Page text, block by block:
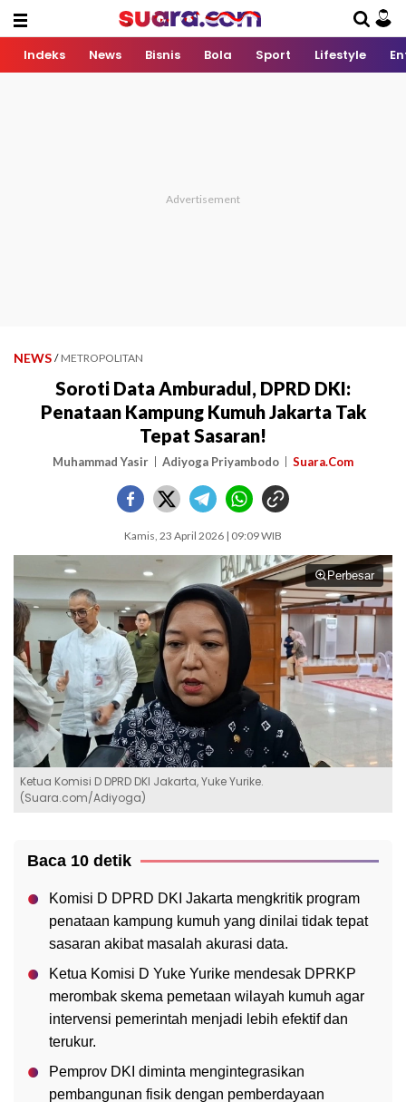
Indeks News Bisnis Bola Sport Lifestyle
NEWS / METROPOLITAN
Soroti Data Amburadul, DPRD DKI:
Penataan Kampung Kumuh Jakarta Tak
Tepat Sasaran!
Muhammad Yasir Adiyoga Priyambodo Suara.Com
Kamis, 23 April 2026 | 09:09 WIB
Perbesar
Ketua Komisi D DPRD DKI Jakarta, Yuke Yurike.
(Suara.com/Adiyoga)
Baca 10 detik
Komisi D DPRD DKI Jakarta mengkritik program
penataan kampung kumuh yang dinilai tidak tepat
sasaran akibat masalah akurasi data.
Ketua Komisi D Yuke Yurike mendesak DPRKP
merombak skema pemetaan wilayah kumuh agar
intervensi pemerintah menjadi lebih efektif dan
terukur.
Pemprov DKI diminta mengintegrasikan
pembangunan fisik dengan pemberdayaan